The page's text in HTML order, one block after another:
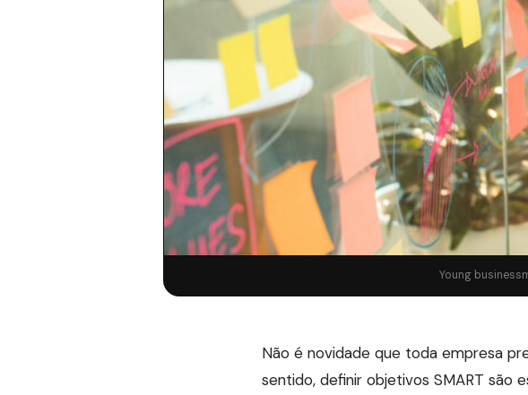
Young
Não é novidade que toda empresa
sentido, definir objetivos SMART são